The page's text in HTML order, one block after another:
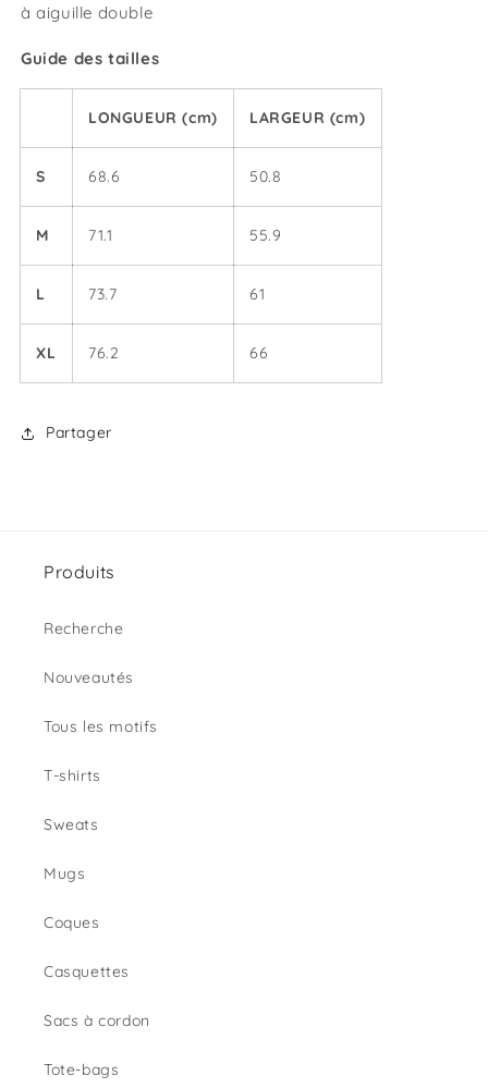
à aiguille double
Guide des tailles
LONGUEUR (cm) LARGEUR (cm)
S 68.6 50.8
M 71.1 55.9
L 73.7 61
XL 76.2 66
Partager
Produits
Recherche
Nouveautés
Tous les motifs
T-shirts
Sweats
Mugs
Coques
Casquettes
Sacs à cordon
Tote-bags